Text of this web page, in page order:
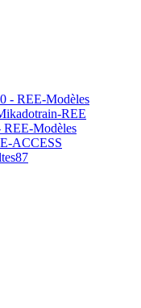
- REE-Modèles
REE
REE-Modèles
ACCESS